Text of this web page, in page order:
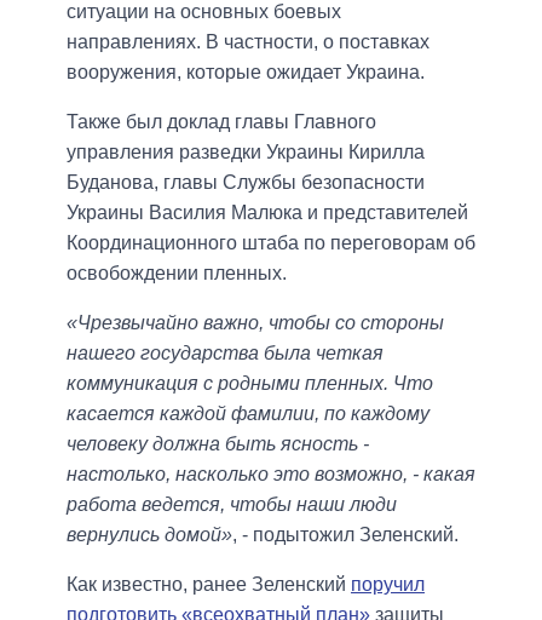
ситуации на основных боевых
направлениях. В частности, о поставках
вооружения, которые ожидает Украина.
Также был доклад главы Главного
управления разведки Украины Кирилла
Буданова, главы Службы безопасности
Украины Василия Малюка и представителей
Координационного штаба по переговорам об
освобождении пленных.
«Чрезвычайно важно, чтобы со стороны
нашего государства была четкая
коммуникация с родными пленных. Что
касается каждой фамилии, по каждому
человеку должна быть ясность -
настолько, насколько это возможно, - какая
работа ведется, чтобы наши люди
вернулись домой», - подытожил Зеленский.
Как известно, ранее Зеленский поручил
подготовить «всеохватный план» защиты